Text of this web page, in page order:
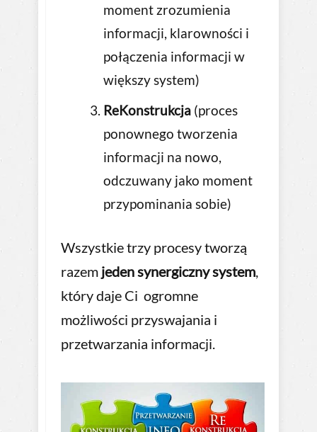
moment zrozumienia
informacji, klarowności i
połączenia informacji w
większy system)
ReKonstrukcja (proces
ponownego tworzenia
informacji na nowo,
odczuwany jako moment
przypominania sobie)
Wszystkie trzy procesy tworzą
razem jeden synergiczny system
który daje Ci ogromne
możliwości przyswajania i
przetwarzania informacji.